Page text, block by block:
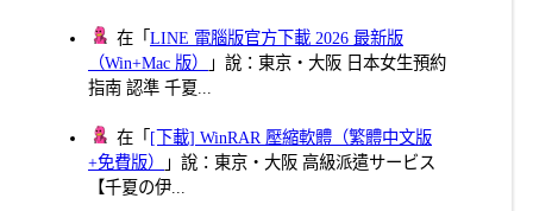
在「LINE 電腦版官方下載 2026 最新版
（Win+Mac 版）
」說：東京・大阪 日本女生預約
指南 認準 千夏...
在「 [下載] WinRAR 壓縮軟體（繁體中文版
+免費版）
」說：東京・大阪 高級派遣サービス
【千夏の伊...